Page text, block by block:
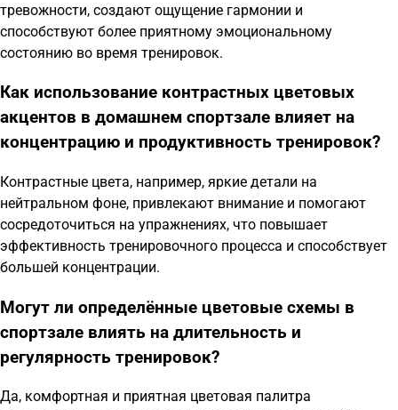
тревожности, создают ощущение гармонии и
способствуют более приятному эмоциональному
состоянию во время тренировок.
Как использование контрастных цветовых
акцентов в домашнем спортзале влияет на
концентрацию и продуктивность тренировок?
Контрастные цвета, например, яркие детали на
нейтральном фоне, привлекают внимание и помогают
сосредоточиться на упражнениях, что повышает
эффективность тренировочного процесса и способствует
большей концентрации.
Могут ли определённые цветовые схемы в
спортзале влиять на длительность и
регулярность тренировок?
Да, комфортная и приятная цветовая палитра